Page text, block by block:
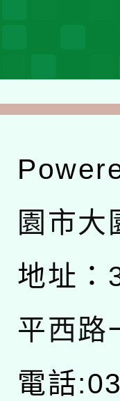
園市大
地址：
平西路
電話